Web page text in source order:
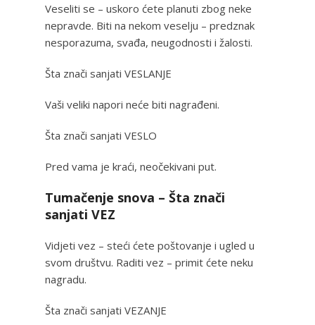
Veseliti se – uskoro ćete planuti zbog neke
nepravde. Biti na nekom veselju – predznak
nesporazuma, svađa, neugodnosti i žalosti.
Šta znači sanjati VESLANJE
Vaši veliki napori neće biti nagrađeni.
Šta znači sanjati VESLO
Pred vama je kraći, neočekivani put.
Tumačenje snova – Šta znači
sanjati VEZ
Vidjeti vez – steći ćete poštovanje i ugled u
svom društvu. Raditi vez – primit ćete neku
nagradu.
Šta znači sanjati VEZANJE